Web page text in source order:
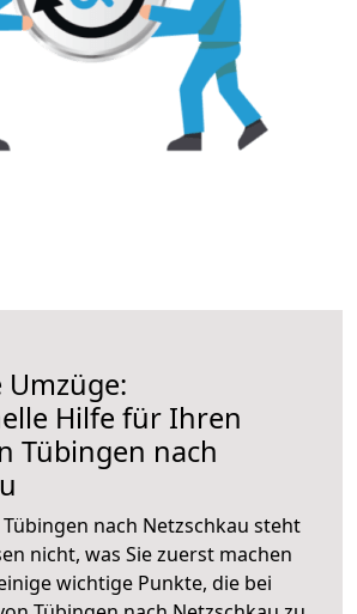
Umzüge:
Hilfe für Ihren
Tübingen nach
nach Netzschkau steht
nicht, was Sie zuerst machen
wichtige Punkte, die bei